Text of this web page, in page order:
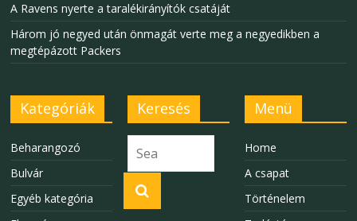
A Ravens nyerte a taralékirányítók csatáját
Három jó negyed után önmagát verte meg a negyedikben a
megtépázott Packers
Kategóriák
Beharangozó
Bulvár
Egyéb kategória
Keresés Menü
Home
A csapat
Történelem